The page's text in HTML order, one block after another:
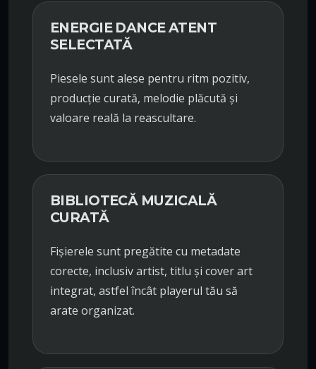
ENERGIE DANCE ATENT
SELECTATĂ
Piesele sunt alese pentru ritm pozitiv,
producție curată, melodie plăcută și
valoare reală la reascultare.
BIBLIOTECĂ MUZICALĂ
CURATĂ
Fișierele sunt pregătite cu metadate
corecte, inclusiv artist, titlu și cover art
integrat, astfel încât playerul tău să
arate organizat.